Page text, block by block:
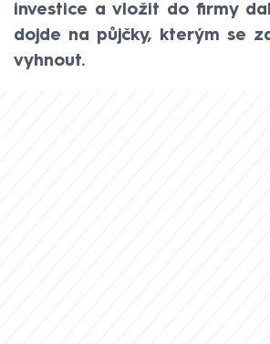
investice a vložit do firmy
dojde na půjčky, kterým se
vyhnout.